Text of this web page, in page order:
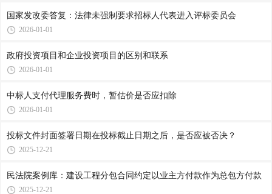
国家发改委答复：法律未强制要求招标人代表进入评标委员会
2026-01-01
政府投资项目和企业投资项目的区别和联系
2026-01-01
中标人支付代理服务费时，暂估价是否应扣除
2026-01-01
投标文件封面签署日期在投标截止日期之后，是否应被否决？
2025-12-21
民法院案例库：建设工程分包合同约定以业主方付款作为总包方付款
2025-12-21